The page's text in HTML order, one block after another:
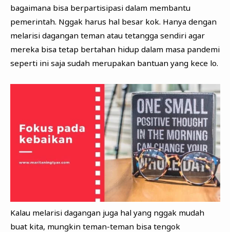
bagaimana bisa berpartisipasi dalam membantu
pemerintah. Nggak harus hal besar kok. Hanya dengan
melarisi dagangan teman atau tetangga sendiri agar
mereka bisa tetap bertahan hidup dalam masa pandemi
seperti ini saja sudah merupakan bantuan yang kece lo.
Kalau melarisi dagangan juga hal yang nggak mudah
buat kita, mungkin teman-teman bisa tengok